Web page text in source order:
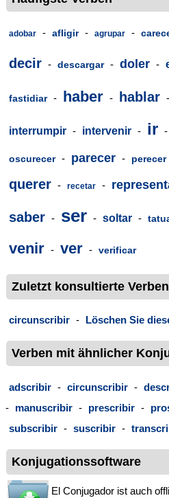
adobar - afligir - agrupar -
decir - descargar - doler -
fastidiar - haber - hablar -
interrumpir - intervenir - ir -
oscurecer - parecer - perecer
querer - recetar -
saber - ser - soltar -
venir - ver - verificar
Zuletzt konsultierte Verben
circunscribir - Löschen Sie
Verben mit ähnlicher
adscribir - circunscribir -
- manuscribir - prescribir -
subscribir - suscribir -
Konjugationssoftware
El Conjugador ist auch